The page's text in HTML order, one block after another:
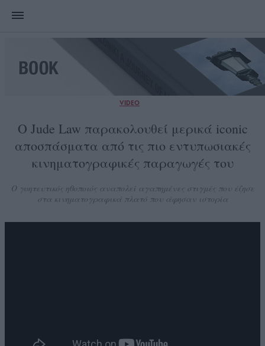
VIDEO
Ο Jude Law παρακολουθεί μερικά iconic
αποσπάσματα από τις πιο εντυπωσιακές
κινηματογραφικές παραγωγές του
Ο γοητευτικός ηθοποιός αναπολεί αγαπημένες στιγμές που έζησε
στα κινηματογραφικά πλατό που άφησαν ιστορία